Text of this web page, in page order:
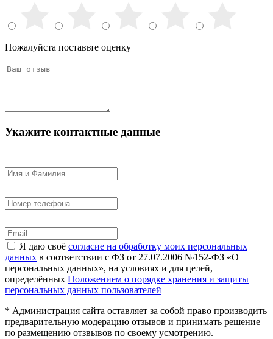
Пожалуйста поставьте оценку
Укажите контактные данные
Я даю своё согласие на обработку моих персональных
данных в соответствии с ФЗ от 27.07.2006 №152-ФЗ «О
персональных данных», на условиях и для целей,
определённых Положением о порядке хранения и защиты
персональных данных пользователей
* Администрация сайта оставляет за собой право производить
предварительную модерацию отзывов и принимать решение
по размещению отзвывов по своему усмотрению.